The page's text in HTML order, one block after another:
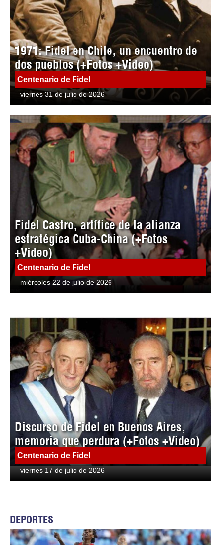
1971: Fidel en Chile, un encuentro de
dos pueblos (+Fotos +Video)
Centenario de Fidel
viernes 31 de julio de 2026
Fidel Castro, artífice de la alianza
estratégica Cuba-China (+Fotos
+Video)
Centenario de Fidel
miércoles 22 de julio de 2026
Discurso de Fidel en Buenos Aires,
memoria que perdura (+Fotos +Video)
Centenario de Fidel
viernes 17 de julio de 2026
DEPORTES